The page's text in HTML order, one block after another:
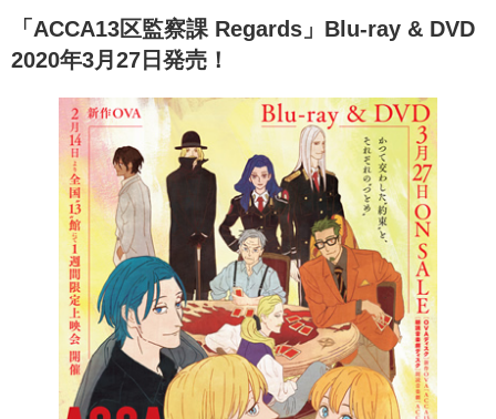
「ACCA13区監察課 Regards」Blu-ray & DVD
2020年3月27日発売！